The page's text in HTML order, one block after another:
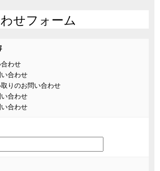
せフォーム
わせ
合わせ
りのお問い合わせ
合わせ
合わせ